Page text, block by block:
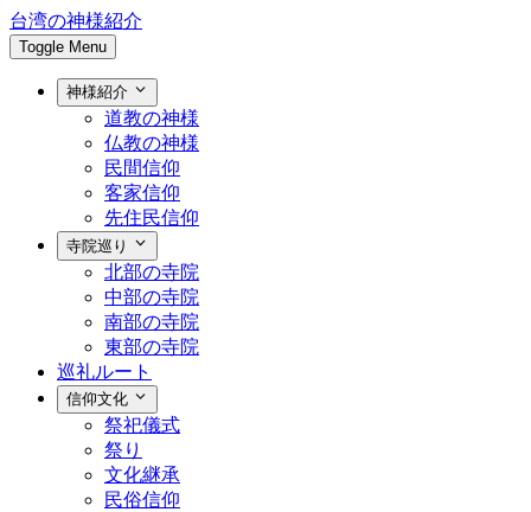
台湾の神様紹介
Toggle Menu
神様紹介
道教の神様
仏教の神様
民間信仰
客家信仰
先住民信仰
寺院巡り
北部の寺院
中部の寺院
南部の寺院
東部の寺院
巡礼ルート
信仰文化
祭祀儀式
祭り
文化継承
民俗信仰